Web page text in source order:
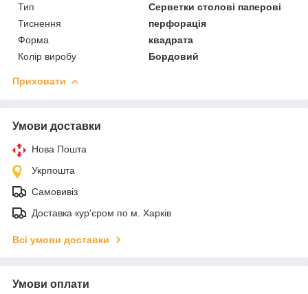
Тип
Серветки столові паперові
Тиснення
перфорація
Форма
квадрата
Колір виробу
Бордовий
Приховати
Умови доставки
Нова Пошта
Укрпошта
Самовивіз
Доставка кур'єром по м. Харків
Всі умови доставки
Умови оплати